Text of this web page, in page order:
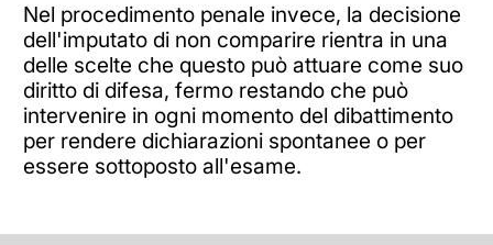
Nel procedimento penale invece, la decisione
dell'imputato di non comparire rientra in una
delle scelte che questo può attuare come suo
diritto di difesa, fermo restando che può
intervenire in ogni momento del dibattimento
per rendere dichiarazioni spontanee o per
essere sottoposto all'esame.